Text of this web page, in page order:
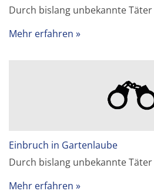
Durch bislang unbekannte
Mehr erfahren
Einbruch in Gartenlaube
Durch bislang unbekannte
Mehr erfahren